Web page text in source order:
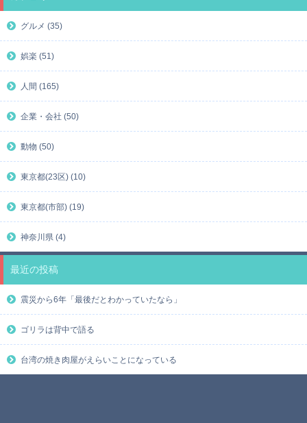
グルメ (35)
娯楽 (51)
人間 (165)
企業・会社 (50)
動物 (50)
東京都(23区) (10)
東京都(市部) (19)
神奈川県 (4)
最近の投稿
震災から6年「最後だとわかっていたなら」
ゴリラは背中で語る
台湾の焼き肉屋がえらいことになっている